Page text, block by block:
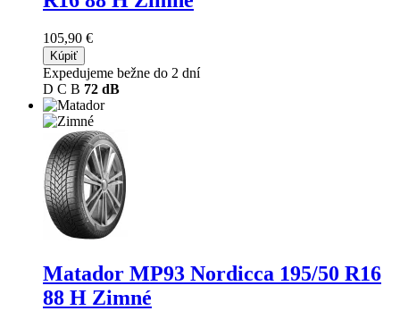
105,90 €
Kúpiť
Expedujeme bežne do 2 dní
D C B 72 dB
Matador MP93 Nordicca 195/50 R16
88 H Zimné